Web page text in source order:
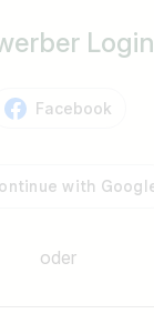
Login
Facebook
oder